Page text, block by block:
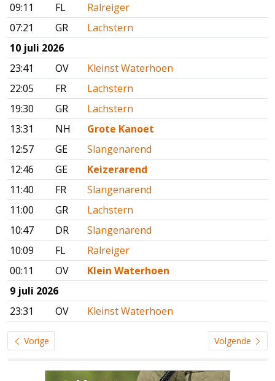
09:11
FL
Ralreiger
07:21
GR
Lachstern
10 juli 2026
23:41
OV
Kleinst Waterhoen
22:05
FR
Lachstern
19:30
GR
Lachstern
13:31
NH
Grote Kanoet
12:57
GE
Slangenarend
12:46
GE
Keizerarend
11:40
FR
Slangenarend
11:00
GR
Lachstern
10:47
DR
Slangenarend
10:09
FL
Ralreiger
00:11
OV
Klein Waterhoen
9 juli 2026
23:31
OV Kleinst Waterhoen
Vorige Volgende